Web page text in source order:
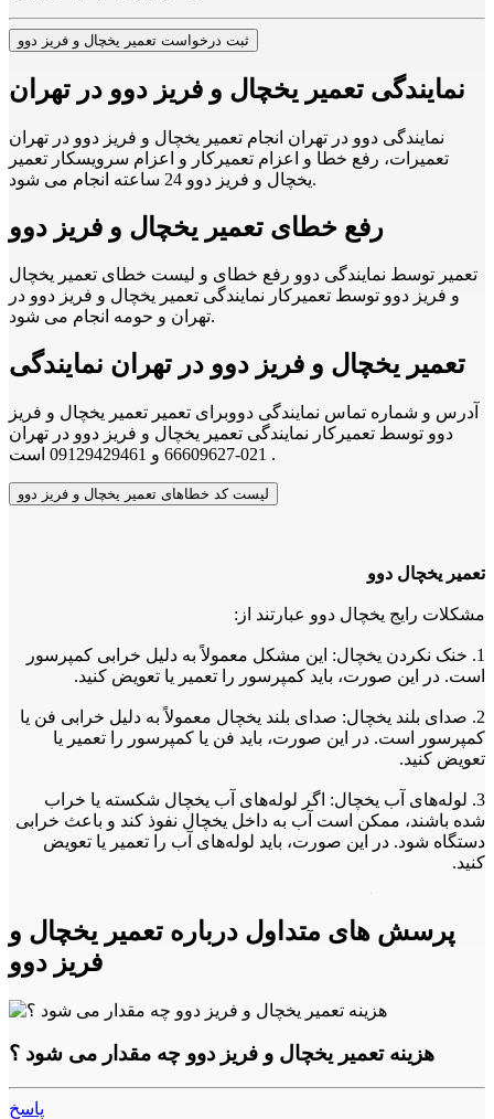
ثبت درخواست تعمیر یخچال و فریز دوو
نمایندگی تعمیر یخچال و فریز دوو در تهران
نمایندگی دوو در تهران انجام تعمیر یخچال و فریز دوو در تهران
تعمیرات، رفع خطا و اعزام تعمیرکار و اعزام سرویسکار تعمیر
یخچال و فریز دوو 24 ساعته انجام می شود.
رفع خطای تعمیر یخچال و فریز دوو
تعمیر توسط نمایندگی دوو رفع خطای و لیست خطای تعمیر یخچال
و فریز دوو توسط تعمیرکار نمایندگی تعمیر یخچال و فریز دوو در
تهران و حومه انجام می شود.
تعمیر یخچال و فریز دوو در تهران نمایندگی
آدرس و شماره تماس نمایندگی دووبرای تعمیر تعمیر یخچال و فریز
دوو توسط تعمیرکار نمایندگی تعمیر یخچال و فریز دوو در تهران
021-66609627 و 09129429461 است .
لیست کد خطاهای تعمیر یخچال و فریز دوو
تعمیر یخچال دوو
مشکلات رایج یخچال دوو عبارتند از:
1. خنک نکردن یخچال: این مشکل معمولاً به دلیل خرابی کمپرسور
است. در این صورت، باید کمپرسور را تعمیر یا تعویض کنید.
2. صدای بلند یخچال: صدای بلند یخچال معمولاً به دلیل خرابی فن یا
کمپرسور است. در این صورت، باید فن یا کمپرسور را تعمیر یا
تعویض کنید.
3. لوله‌های آب یخچال: اگر لوله‌های آب یخچال شکسته یا خراب
شده باشند، ممکن است آب به داخل یخچال نفوذ کند و باعث خرابی
دستگاه شود. در این صورت، باید لوله‌های آب را تعمیر یا تعویض
کنید.
یخچال نفوذ می‌کند و باعث افزایش مصرف برق و کاهش عمر
دستگاه می‌شود. در این صورت، باید درب را تعمیر یا تعویض کنید.
مشکلات رایج فریزر دوو عبارتند از:
1. خنک نکردن فریزر: همانطور که در مورد یخچال گفته شد، این
مشکل معمولاً به دلیل خرابی کمپرسور است. در این صورت، باید
پرسش های متداول درباره تعمیر یخچال و
فریز دوو
هزینه تعمیر یخچال و فریز دوو چه مقدار می شود ؟
پاسخ